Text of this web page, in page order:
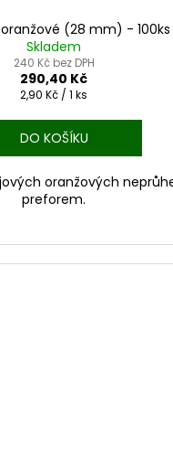
(28 mm) - 100ks
Skladem
240 Kč bez DPH
290,40 Kč
Měrná
2,90 Kč / 1 ks
DO KOŠÍKU
oranžových
preforem.